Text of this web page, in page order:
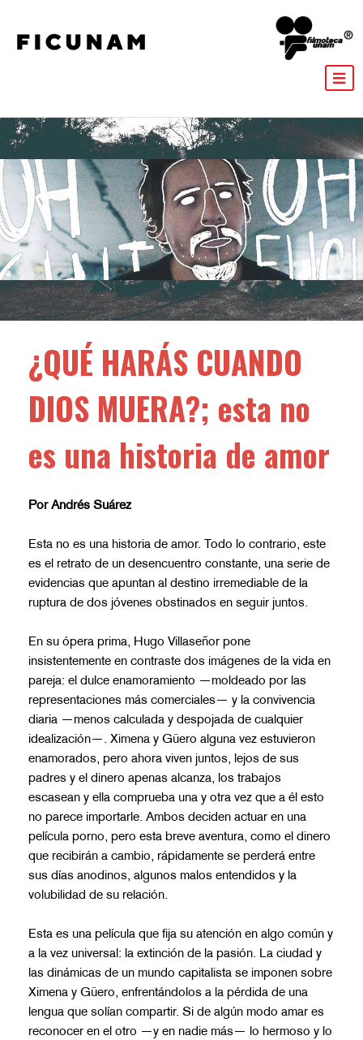
¿QUÉ HARÁS CUANDO
DIOS MUERA?; esta no
es una historia de amor
PorAndrés Suárez
Esta no es una historia de amor. Todo lo contrario, este
es el retrato de un desencuentro constante, una serie de
evidencias que apuntan al destino irremediable de la
ruptura de dos jóvenes obstinados en seguir juntos.
En su ópera prima, Hugo Villaseñor pone
insistentemente en contraste dos imágenes de la vida en
pareja: el dulce enamoramiento —moldeado por las
representaciones más comerciales— y la convivencia
diaria —menos calculada y despojada de cualquier
idealización—. Ximena y Güero alguna vez estuvieron
enamorados, pero ahora viven juntos, lejos de sus
padres y el dinero apenas alcanza, los trabajos
escasean y ella comprueba una y otra vez que a él esto
no parece importarle. Ambos deciden actuar en una
película porno, pero esta breve aventura, como el dinero
que recibirán a cambio, rápidamente se perderá entre
sus días anodinos, algunos malos entendidos y la
volubilidad de su relación.
Esta es una película que fija su atención en algo común y
a la vez universal: la extinción de la pasión. La ciudad y
las dinámicas de un mundo capitalista se imponen sobre
Ximena y Güero, enfrentándolos a la pérdida de una
lengua que solían compartir. Si de algún modo amar es
reconocer en el otro —y en nadie más— lo hermoso y lo